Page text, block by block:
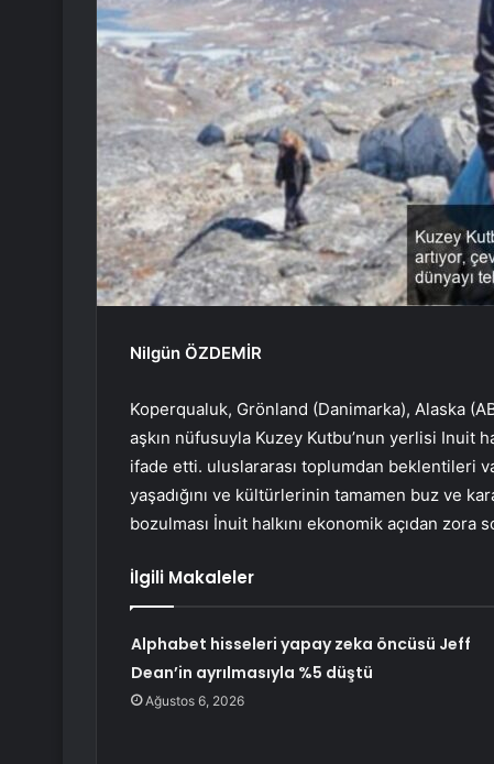
Nilgün ÖZDEMİR
Koperqualuk, Grönland (Danimarka), Alaska
aşkın nüfusuyla Kuzey Kutbu’nun yerlisi Inuit
ifade etti. uluslararası toplumdan beklentileri
yaşadığını ve kültürlerinin tamamen buz ve
bozulması İnuit halkını ekonomik açıdan zora
İlgili Makaleler
Alphabet hisseleri yapay zeka öncüsü Jeff
Dean’in ayrılmasıyla %5 düştü
Ağustos 6, 2026